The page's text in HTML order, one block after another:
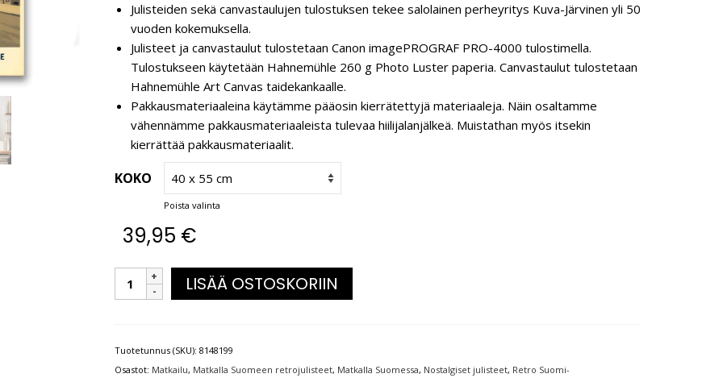
Julisteiden sekä canvastaulujen tulostuksen tekee salolainen perheyritys Kuva-Järvinen yli 50
vuoden kokemuksella.
Julisteet ja canvastaulut tulostetaan Canon imagePROGRAF PRO-4000 tulostimella.
Tulostukseen käytetään Hahnemühle 260 g Photo Luster paperia. Canvastaulut tulostetaan
Hahnemühle Art Canvas taidekankaalle.
Pakkausmateriaaleina käytämme pääosin kierrätettyjä materiaaleja. Näin osaltamme
vähennämme pakkausmateriaaleista tulevaa hiilijalanjälkeä. Muistathan myös itsekin
kierrättää pakkausmateriaalit.
KOKO
Poista valinta
39,95 €
LISÄÄ OSTOSKORIIN
Tuotetunnus (SKU): 8148199
Osastot: Matkailu, Matkalla Suomeen retrojulisteet, Matkalla Suomessa, Nostalgiset julisteet, Retro Suomi-